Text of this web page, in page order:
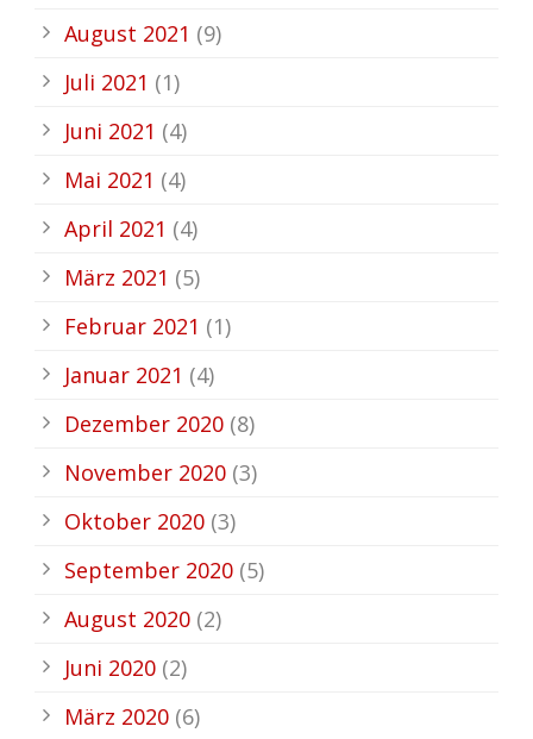
August 2021 (9)
Juli 2021 (1)
Juni 2021 (4)
Mai 2021 (4)
April 2021 (4)
März 2021 (5)
Februar 2021 (1)
Januar 2021 (4)
Dezember 2020 (8)
November 2020 (3)
Oktober 2020 (3)
September 2020 (5)
August 2020 (2)
Juni 2020 (2)
März 2020 (6)